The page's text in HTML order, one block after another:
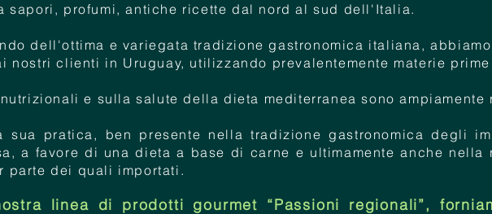
sapori, profumi, antiche ricette dal nord al sud dell'Italia.
dell'ottima e variegata tradizione gastronomica italiana,
nostri clienti in Uruguay, utilizzando prevalentemente materie
e sulla salute della dieta mediterranea sono ampiamente
sua pratica, ben presente nella tradizione gastronomica degli
a favore di una dieta a base di carne e ultimamente anche
parte dei quali importati.
linea di prodotti gourmet “Passioni regionali”,